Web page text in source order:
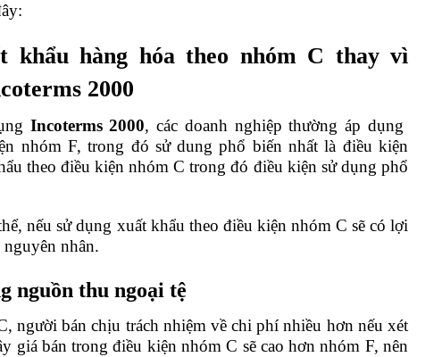
khẩu hàng hóa theo nhóm C thay vì
2000
Incoterms 2000, các doanh nghiệp thường áp dụng
nhóm F, trong đó sử dung phổ biến nhất là điều kiện
theo điều kiện nhóm C trong đó điều kiện sử dụng phổ
nếu sử dụng xuất khẩu theo điều kiện nhóm C sẽ có lợi
nhân.
nguồn thu ngoại tệ
người bán chịu trách nhiệm về chi phí nhiều hơn nếu xét
giá bán trong điều kiện nhóm C sẽ cao hơn nhóm F, nên